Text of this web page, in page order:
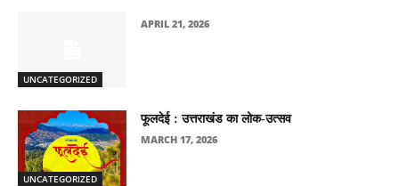
UNCATEGORIZED
APRIL 21, 2026
UNCATEGORIZED
फूलदेई : उत्तराखंड का लोक-उत्सव
MARCH 17, 2026